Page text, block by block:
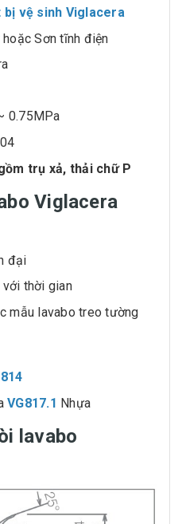
bị vệ sinh Viglacera
Sơn tĩnh điện
0.75MPa
trụ xả, thải chữ P
Viglacera
đại
với thời gian
mẫu lavabo treo tường
VG817.1 Nhựa
lavabo